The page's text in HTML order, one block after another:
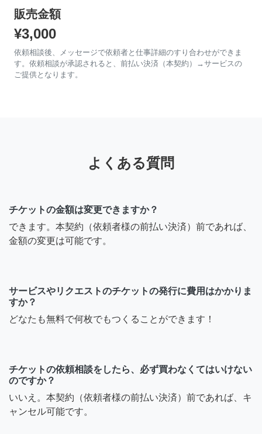
販売金額
¥3,000
依頼相談後、メッセージで依頼者と仕事詳細のすり合わせができま
す。依頼相談が承認されると、前払い決済（本契約）→サービスの
ご提供となります。
よくある質問
チケットの金額は変更できますか？
できます。本契約（依頼者様の前払い決済）前であれば、
金額の変更は可能です。
サービスやリクエストのチケットの発行に費用はかかりま
すか？
どなたも無料で何枚でもつくることができます！
チケットの依頼相談をしたら、必ず買わなくてはいけない
のですか？
いいえ。本契約（依頼者様の前払い決済）前であれば、キ
ャンセル可能です。